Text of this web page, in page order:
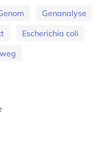
Genanalyse
Escherichia coli